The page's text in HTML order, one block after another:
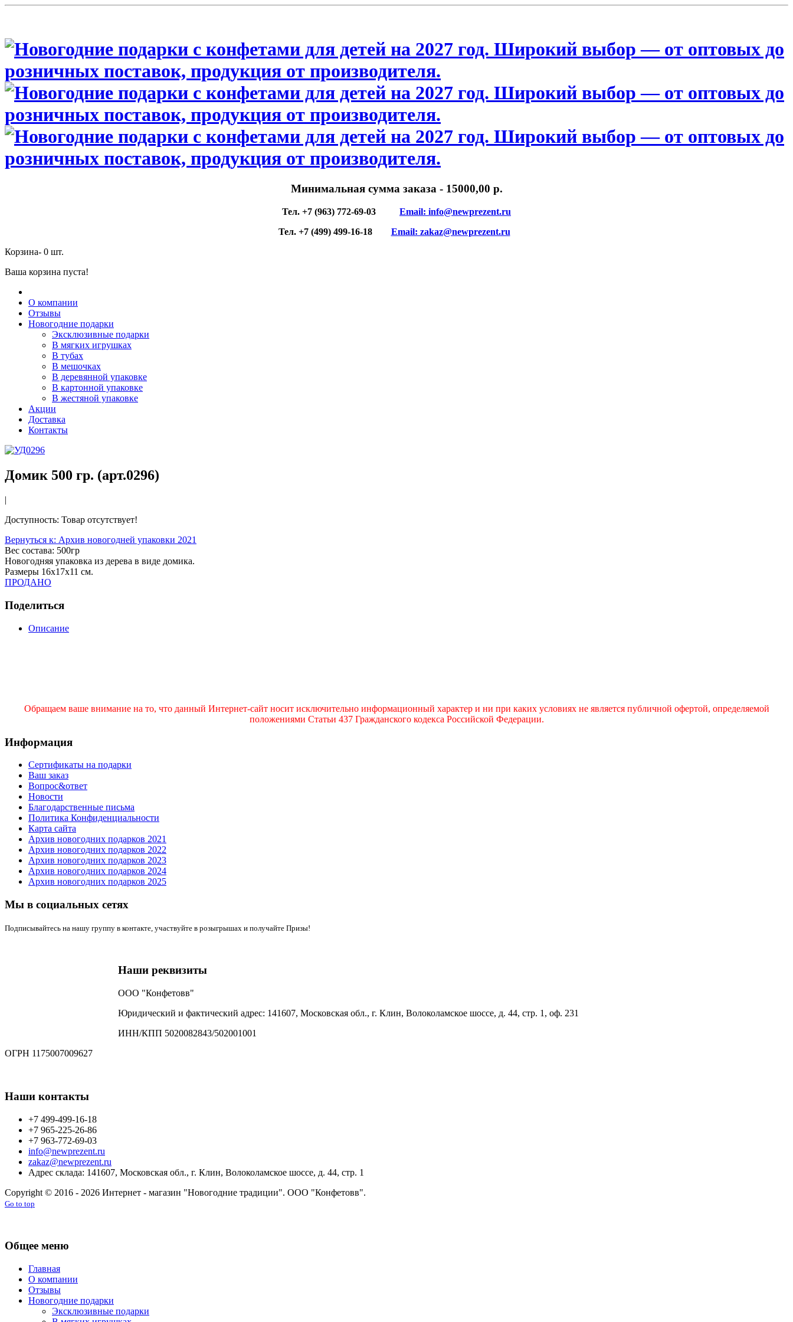
Минимальная сумма заказа - 15000,00 р.
Тел. +7 (963) 772-69-03 Email: info@newprezent.ru
Тел. +7 (499) 499-16-18 Email: zakaz@newprezent.ru
Корзина- 0 шт.
Ваша корзина пуста!
О компании
Отзывы
Новогодние подарки
Эксклюзивные подарки
В мягких игрушках
В тубах
В мешочках
В деревянной упаковке
В картонной упаковке
В жестяной упаковке
Акции
Доставка
Контакты
Домик 500 гр. (арт.0296)
|
Доступность: Товар отсутствует!
Вернуться к: Архив новогодней упаковки 2021
Вес состава: 500гр
Новогодняя упаковка из дерева в виде домика.
Размеры 16х17х11 см.
ПРОДАНО
Поделиться
Описание
Обращаем ваше внимание на то, что данный Интернет-сайт носит исключительно информационный характер и ни при каких условиях не является публичной офертой, определяемой
положениями Статьи 437 Гражданского кодекса Российской Федерации.
Информация
Сертификаты на подарки
Ваш заказ
Вопрос&ответ
Новости
Благодарственные письма
Политика Конфиденциальности
Карта сайта
Архив новогодних подарков 2021
Архив новогодних подарков 2022
Архив новогодних подарков 2023
Архив новогодних подарков 2024
Архив новогодних подарков 2025
Мы в социальных сетях
Подписывайтесь на нашу группу в контакте, участвуйте в розыгрышах и получайте Призы!
Наши реквизиты
ООО "Конфетовв"
Юридический и фактический адрес: 141607, Московская обл., г. Клин, Волоколамское шоссе, д. 44, стр. 1, оф. 231
ИНН/КПП 5020082843/502001001
ОГРН 1175007009627
Наши контакты
+7 499-499-16-18
+7 965-225-26-86
+7 963-772-69-03
info@newprezent.ru
zakaz@newprezent.ru
Адрес склада: 141607, Московская обл., г. Клин, Волоколамское шоссе, д. 44, стр. 1
Copyright © 2016 - 2026 Интернет - магазин "Новогодние традиции". ООО "Конфетовв".
Go to top
Общее меню
Главная
О компании
Отзывы
Новогодние подарки
Эксклюзивные подарки